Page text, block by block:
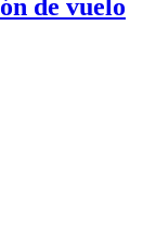
de vuelo